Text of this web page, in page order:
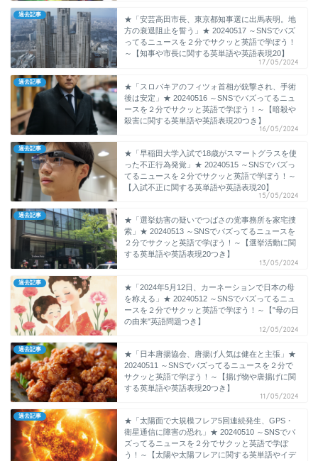
過去記事
★「安芸高田市長、東京都知事選に出馬表明。地
方の衰退阻止を誓う」★ 20240517 ～SNSでバズ
ってるニュースを２分でサクッと英語で学ぼう！
～【知事や市長に関する英単語や英語表現20】
17/05/2024
過去記事
★「スロバキアのフィツォ首相が銃撃され、手術
後は安定」★ 20240516 ～SNSでバズってるニュ
ースを２分でサクッと英語で学ぼう！～【暗殺や
殺害に関する英単語や英語表現20つき】
16/05/2024
過去記事
★「早稲田大学入試で18歳がスマートグラスを使
った不正行為発覚」★ 20240515 ～SNSでバズっ
てるニュースを２分でサクッと英語で学ぼう！～
【入試不正に関する英単語や英語表現20】
15/05/2024
過去記事
★「選挙妨害の疑いでつばさの党事務所を家宅捜
索」★ 20240513 ～SNSでバズってるニュースを
２分でサクッと英語で学ぼう！～【選挙活動に関
する英単語や英語表現20つき】
13/05/2024
過去記事
★「2024年5月12日、カーネーションで日本の母
を称える」★ 20240512 ～SNSでバズってるニュ
ースを２分でサクッと英語で学ぼう！～【"母の日
の由来"英語問題つき】
12/05/2024
過去記事
★「日本唐揚協会、唐揚げ人気は健在と主張」★
20240511 ～SNSでバズってるニュースを２分で
サクッと英語で学ぼう！～【揚げ物や唐揚げに関
する英単語や英語表現20つき】
11/05/2024
過去記事
★「太陽面で大規模フレア5回連続発生、GPS・
衛星通信に障害の恐れ」★ 20240510 ～SNSでバ
ズってるニュースを２分でサクッと英語で学ぼ
う！～【太陽や太陽フレアに関する英単語やイデ